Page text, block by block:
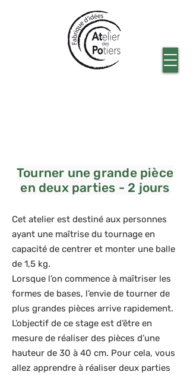
Tourner une grande pièce
en deux parties - 2 jours
Cet atelier est destiné aux personnes
ayant une maîtrise du tournage en
capacité de centrer et monter une balle
de 1,5 kg.
Lorsque l’on commence à maîtriser les
formes de bases, l’envie de tourner de
plus grandes pièces arrive rapidement.
L’objectif de ce stage est d’être en
mesure de réaliser des pièces d’une
hauteur de 30 à 40 cm. Pour cela, vous
allez apprendre à réaliser deux parties